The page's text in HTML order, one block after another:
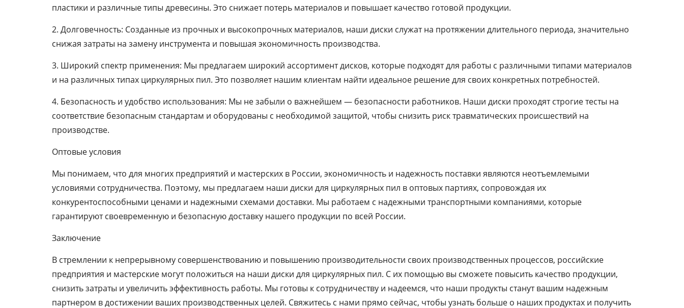
пластики и различные типы древесины. Это снижает потерь материалов и повышает качество готовой продукции.
2. Долговечность: Созданные из прочных и высокопрочных материалов, наши диски служат на протяжении длительного периода, значительно
снижая затраты на замену инструмента и повышая экономичность производства.
3. Широкий спектр применения: Мы предлагаем широкий ассортимент дисков, которые подходят для работы с различными типами материалов
и на различных типах циркулярных пил. Это позволяет нашим клиентам найти идеальное решение для своих конкретных потребностей.
4. Безопасность и удобство использования: Мы не забыли о важнейшем — безопасности работников. Наши диски проходят строгие тесты на
соответствие безопасным стандартам и оборудованы с необходимой защитой, чтобы снизить риск травматических происшествий на
производстве.
Оптовые условия
Мы понимаем, что для многих предприятий и мастерских в России, экономичность и надежность поставки являются неотъемлемыми
условиями сотрудничества. Поэтому, мы предлагаем наши диски для циркулярных пил в оптовых партиях, сопровождая их
конкурентоспособными ценами и надежными схемами доставки. Мы работаем с надежными транспортными компаниями, которые
гарантируют своевременную и безопасную доставку нашего продукции по всей России.
Заключение
В стремлении к непрерывному совершенствованию и повышению производительности своих производственных процессов, российские
предприятия и мастерские могут положиться на наши диски для циркулярных пил. С их помощью вы сможете повысить качество продукции,
снизить затраты и увеличить эффективность работы. Мы готовы к сотрудничеству и надеемся, что наши продукты станут вашим надежным
партнером в достижении ваших производственных целей. Свяжитесь с нами прямо сейчас, чтобы узнать больше о наших продуктах и получить